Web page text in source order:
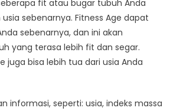
fit atau bugar tubuh Anda
sebenarnya. Fitness Age dapat
sebenarnya, dan ini akan
yang terasa lebih fit dan segar.
juga bisa lebih tua dari usia Anda
informasi, seperti: usia, indeks massa